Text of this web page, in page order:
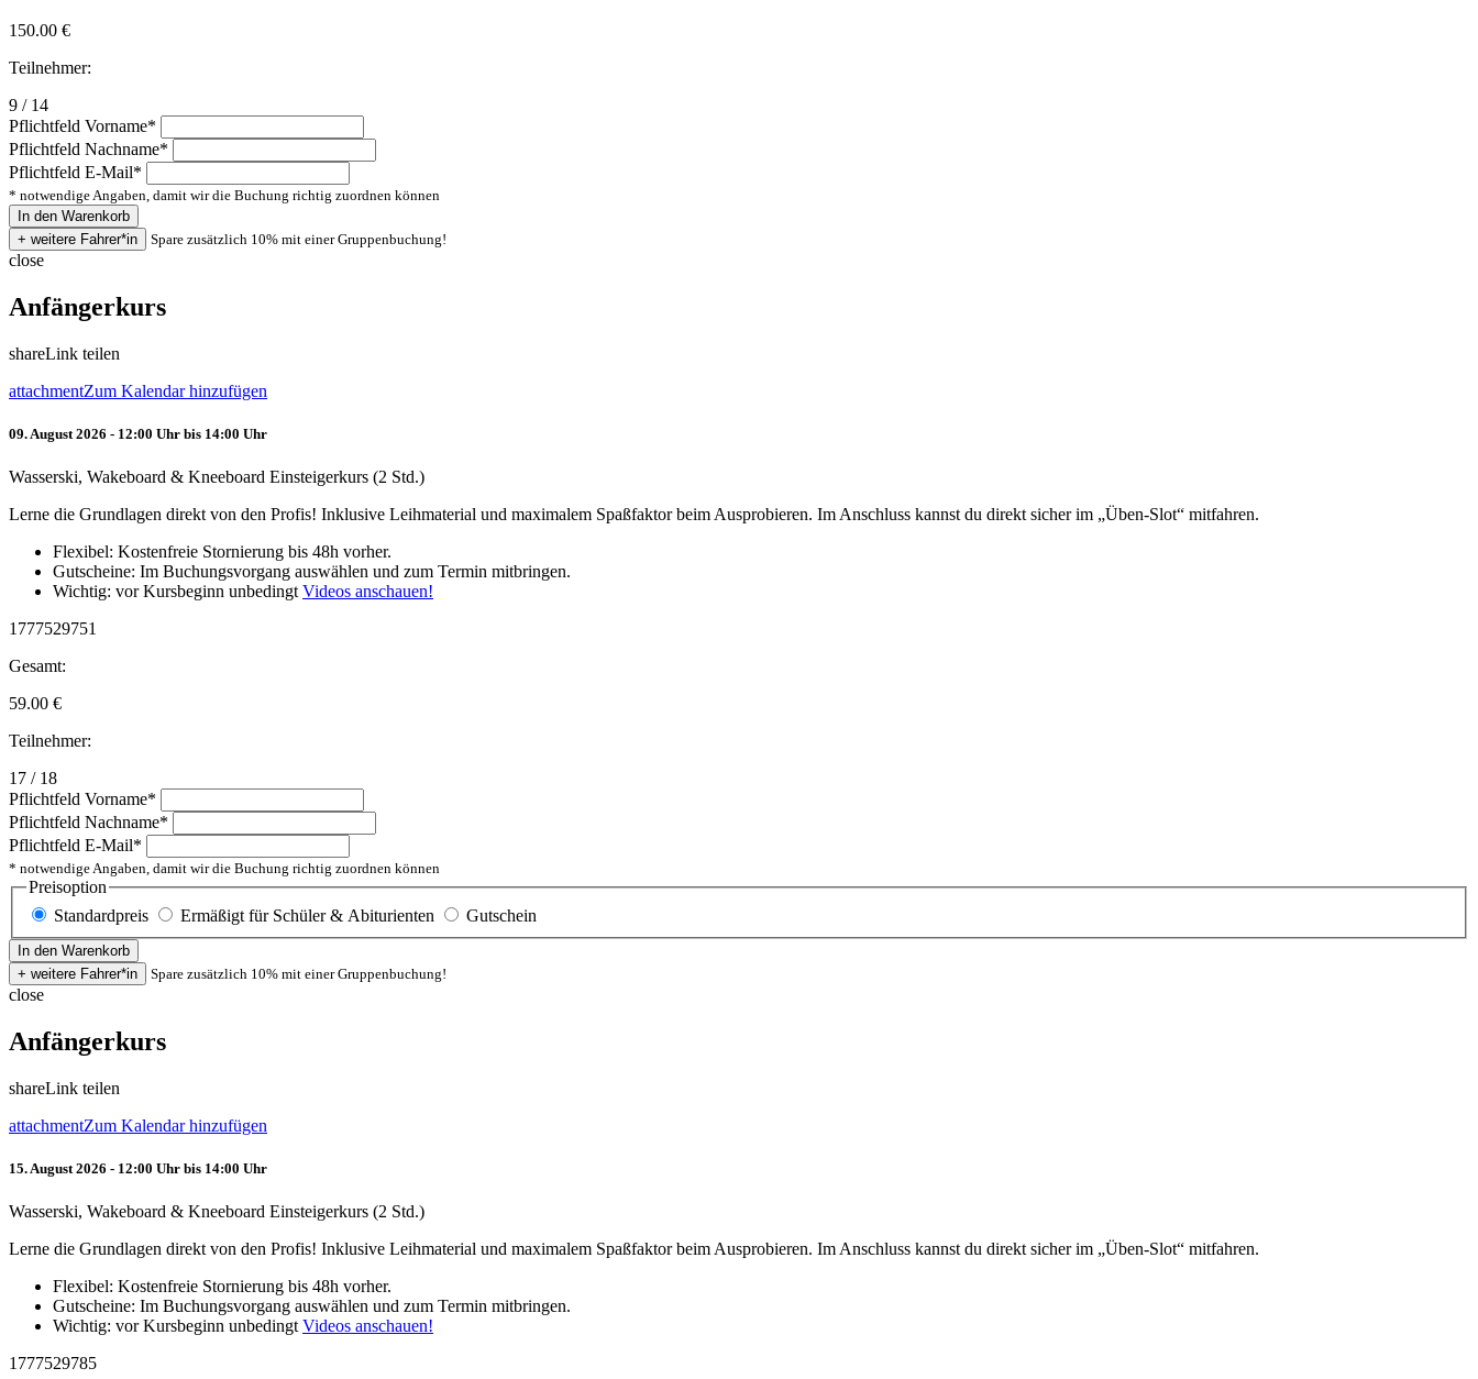
150.00 €
Teilnehmer:
9 / 14
Pflichtfeld Vorname*
Pflichtfeld Nachname*
Pflichtfeld E-Mail*
* notwendige Angaben, damit wir die Buchung richtig zuordnen können
Spare zusätzlich 10% mit einer Gruppenbuchung!
close
Anfängerkurs
shareLink teilen
attachmentZum Kalendar hinzufügen
09. August 2026 - 12:00 Uhr bis 14:00 Uhr
Wasserski, Wakeboard & Kneeboard Einsteigerkurs (2 Std.)
Lerne die Grundlagen direkt von den Profis! Inklusive Leihmaterial und maximalem Spaßfaktor beim Ausprobieren. Im Anschluss kannst du direkt sicher im „Üben-Slot“ mitfahren.
Flexibel: Kostenfreie Stornierung bis 48h vorher.
Gutscheine: Im Buchungsvorgang auswählen und zum Termin mitbringen.
Wichtig: vor Kursbeginn unbedingt Videos anschauen!
1777529751
Gesamt:
59.00 €
Teilnehmer:
17 / 18
Pflichtfeld Vorname*
Pflichtfeld Nachname*
Pflichtfeld E-Mail*
* notwendige Angaben, damit wir die Buchung richtig zuordnen können
Preisoption
Standardpreis
Ermäßigt für Schüler & Abiturienten Gutschein
Spare zusätzlich 10% mit einer Gruppenbuchung!
close
Anfängerkurs
shareLink teilen
attachmentZum Kalendar hinzufügen
15. August 2026 - 12:00 Uhr bis 14:00 Uhr
Wasserski, Wakeboard & Kneeboard Einsteigerkurs (2 Std.)
Lerne die Grundlagen direkt von den Profis! Inklusive Leihmaterial und maximalem Spaßfaktor beim Ausprobieren. Im Anschluss kannst du direkt sicher im „Üben-Slot“ mitfahren.
Flexibel: Kostenfreie Stornierung bis 48h vorher.
Gutscheine: Im Buchungsvorgang auswählen und zum Termin mitbringen.
Wichtig: vor Kursbeginn unbedingt Videos anschauen!
1777529785